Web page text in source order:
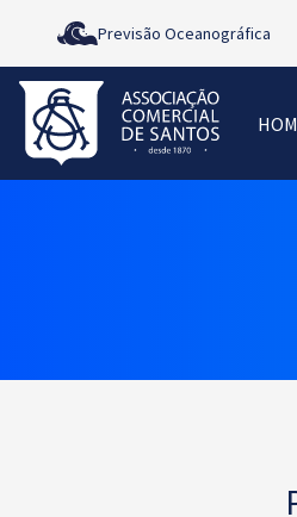
Previsão Oceanográfica